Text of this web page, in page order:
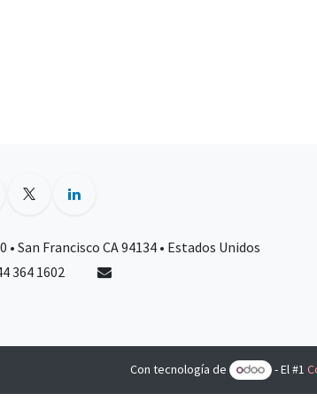
San Francisco CA 94134 • Estados Unidos
364 1602
Con tecnología de - El #1